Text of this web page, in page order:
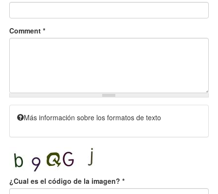
Comment *
Más información sobre los formatos de texto
¿Cual es el código de la imagen? *